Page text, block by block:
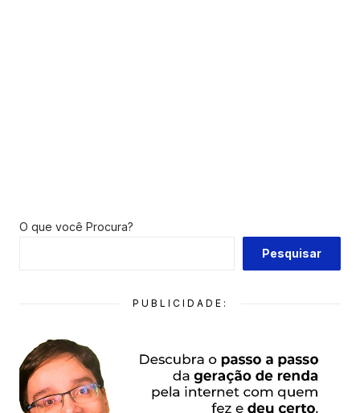
O que você Procura?
Pesquisar
PUBLICIDADE: